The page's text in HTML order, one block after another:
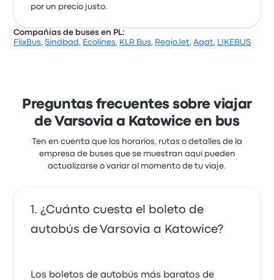
por un precio justo.
Compañías de buses en PL:
FlixBus,Sindbad , Ecolines, KLR Bus, RegioJet,Agat, LIKEBUS
Preguntas frecuentes sobre viajar
de Varsovia a Katowice en bus
Ten en cuenta que los horarios, rutas o detalles de la
empresa de buses que se muestran aquí pueden
actualizarse o variar al momento de tu viaje.
¿Cuánto cuesta el boleto de
autobús de Varsovia a Katowice?
Los boletos de autobús más baratos de